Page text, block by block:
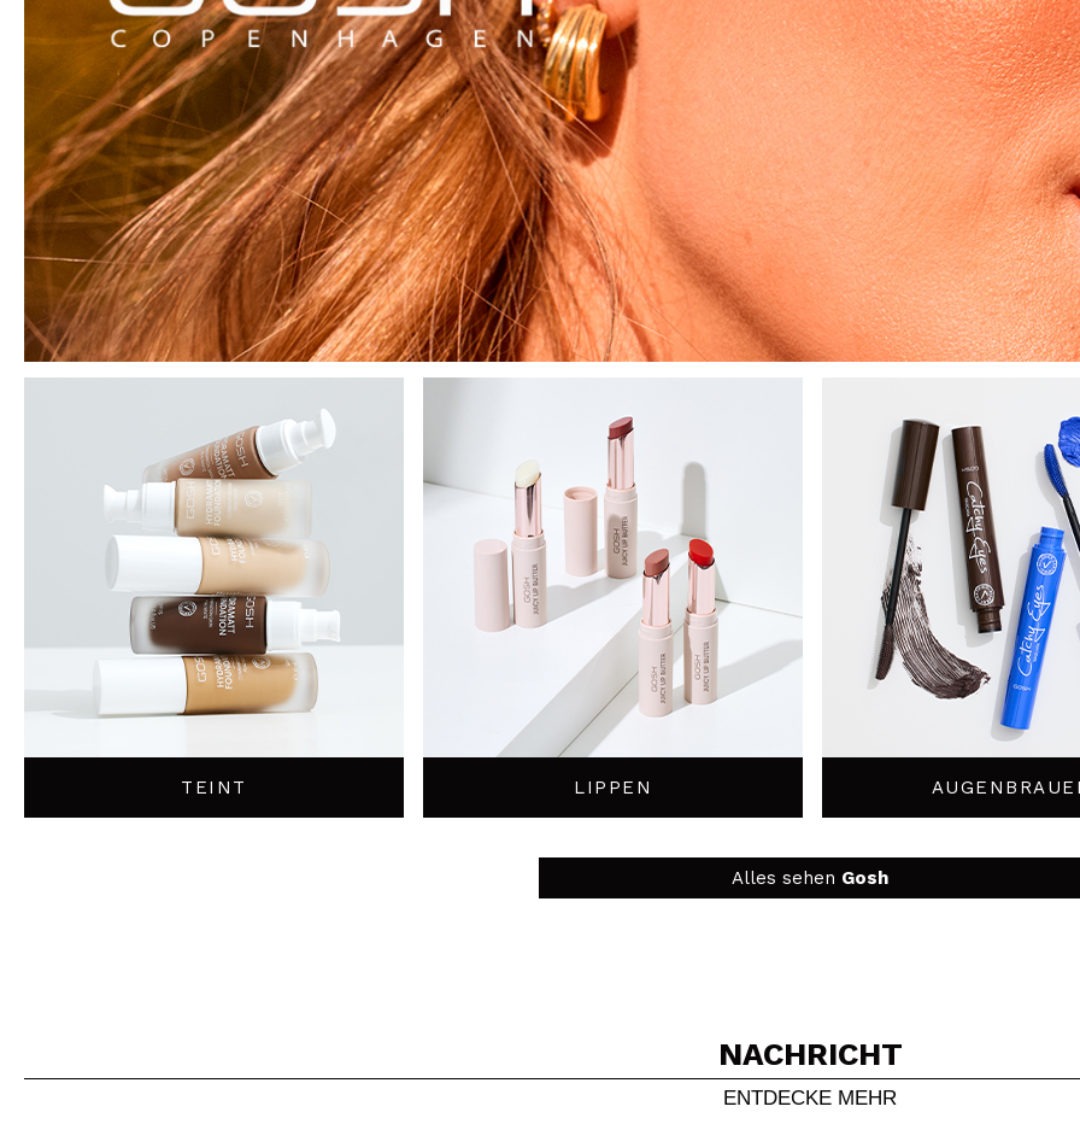
MAQUIFARMA
KOREA ZONE
TRAVEL SIZE
NATURE
SPECIALS
OUTLET
SIE SIND ZURÜCKGEKEHRT!
bisherigen Vorgänge
TEINT LIPPEN
Alles sehen Gosh
NACHRICHT
ENTDECKE MEHR